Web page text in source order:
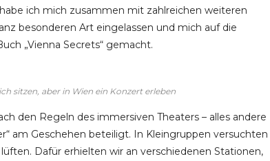
ich mich zusammen mit zahlreichen weiteren
besonderen Art eingelassen und mich auf die
„Vienna Secrets“ gemacht.
sitzen, aber in Wien ein Konzert erleben
den Regeln des immersiven Theaters – alles andere
am Geschehen beteiligt. In Kleingruppen versuchten
Dafür erhielten wir an verschiedenen Stationen,